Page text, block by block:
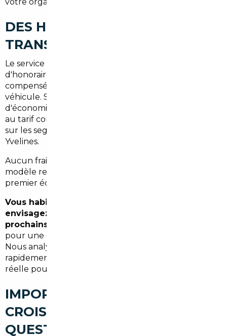
DES HONORAIRES
TRANSPARENTS DÈS 1 500 €
Le service de courtage est facturé à partir de
d'honoraires, un montant souvent largement
compensé par les économies réalisées sur le prix du
véhicule. Sur un achat à 35 000 €, il n'est pas rare
d'économiser entre 3 000 € et 6 000 € par rapport
au tarif concessionnaire français — parfois davantage
sur les segments premium très demandés dans les
Yvelines.
Aucun frais caché, aucune commission opaque : le
modèle repose sur une totale transparence, du
premier échange jusqu'à la remise des clés.
Vous habitez Croissy-sur-Seine et vous
envisagez un achat automobile dans les
prochains mois ?
pour une étude personnalisée, sans engagement.
Nous analysons votre projet et vous indiquons
rapidement si l'import représente une opportunité
réelle pour votre situation.
IMPORT DE VOITURE À
CROISSY-SUR-SEINE : VOS
QUESTIONS SUR LE COURTAGE